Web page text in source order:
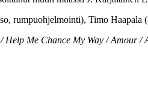
rumpuohjelmointi), Timo Haapala
Me Chance My Way / Amour /